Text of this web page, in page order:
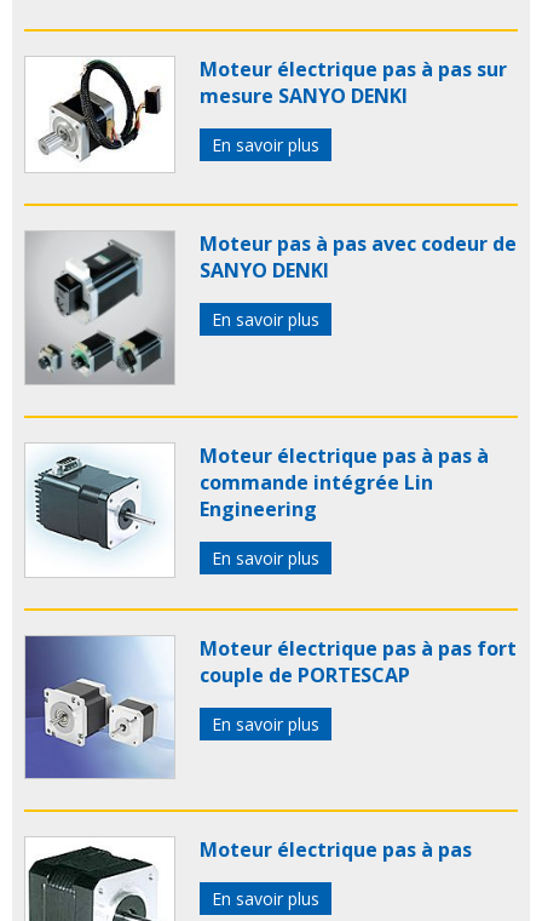
Moteur électrique pas à pas sur
mesure SANYO DENKI
En savoir plus
Moteur pas à pas avec codeur de
SANYO DENKI
En savoir plus
Moteur électrique pas à pas à
commande intégrée Lin
Engineering
En savoir plus
Moteur électrique pas à pas fort
couple de PORTESCAP
En savoir plus
Moteur électrique pas à pas
En savoir plus